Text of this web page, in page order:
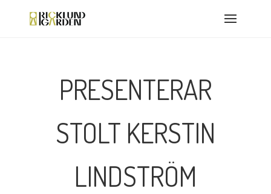
PRESENTERAR
STOLT KERSTIN
LINDSTRÖM